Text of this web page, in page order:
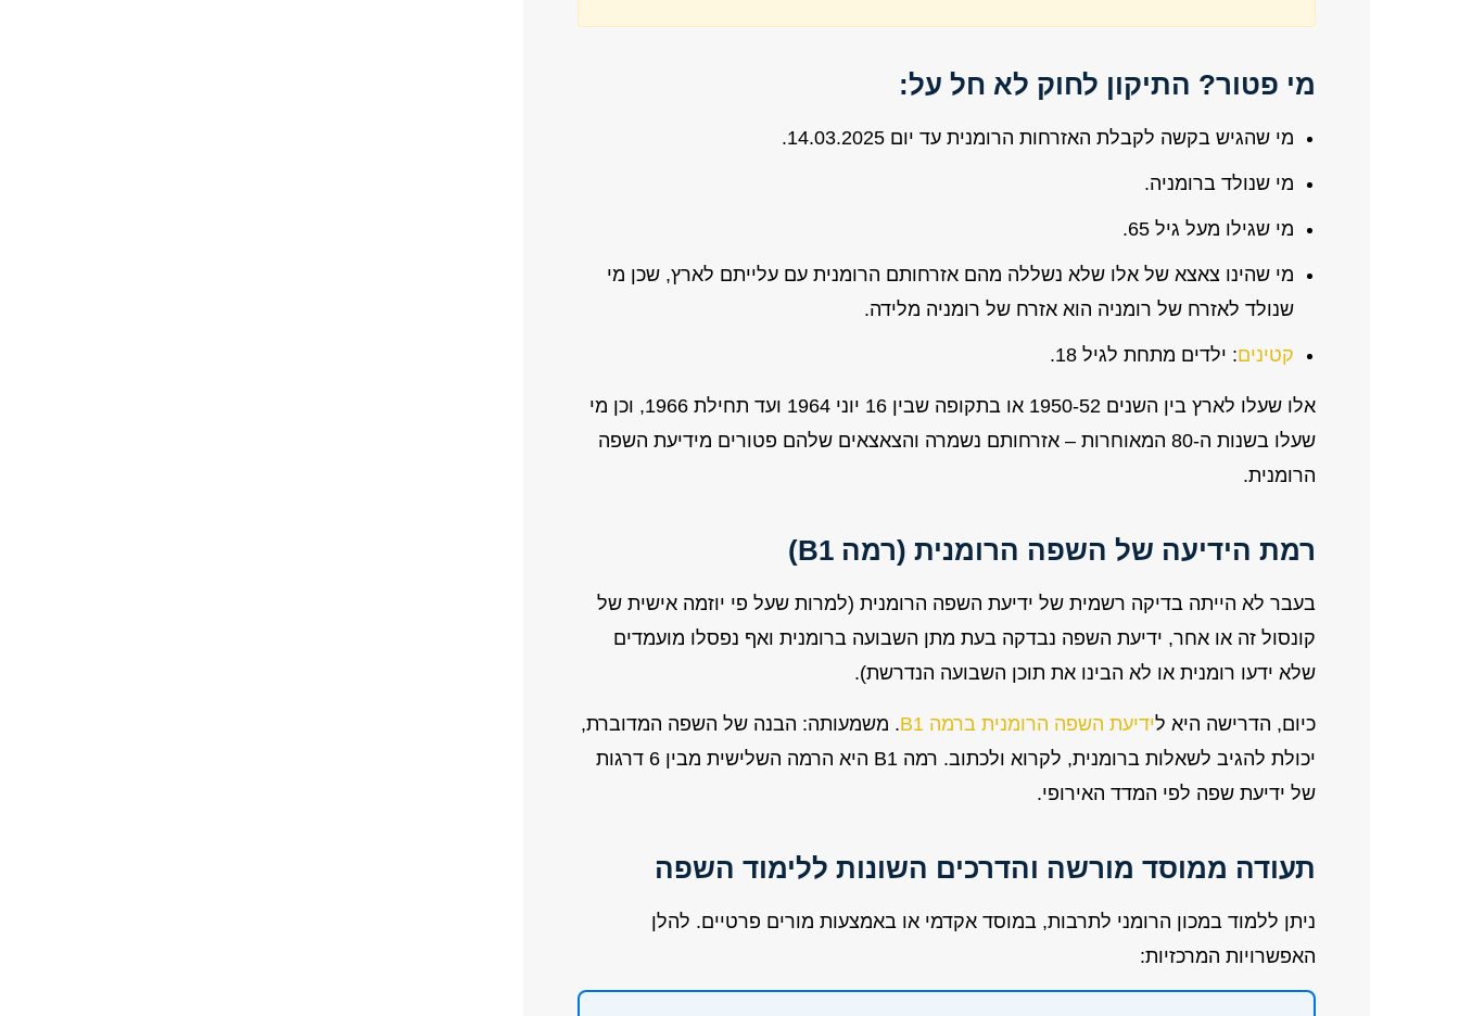
מי פטור? התיקון לחוק לא חל על:
מי שהגיש בקשה לקבלת האזרחות הרומנית עד יום 14.03.2025.
מי שנולד ברומניה.
מי שגילו מעל גיל 65.
מי שהינו צאצא של אלו שלא נשללה מהם אזרחותם הרומנית עם עלייתם לארץ, שכן מי
שנולד לאזרח של רומניה הוא אזרח של רומניה מלידה.
קטינים: ילדים מתחת לגיל 18.
אלו שעלו לארץ בין השנים 1950-52 או בתקופה שבין 16 יוני 1964 ועד תחילת 1966, וכן מי
שעלו בשנות ה-80 המאוחרות – אזרחותם נשמרה והצאצאים שלהם פטורים מידיעת השפה
הרומנית.
רמת הידיעה של השפה הרומנית (רמה B1)
בעבר לא הייתה בדיקה רשמית של ידיעת השפה הרומנית (למרות שעל פי יוזמה אישית של
קונסול זה או אחר, ידיעת השפה נבדקה בעת מתן השבועה ברומנית ואף נפסלו מועמדים
שלא ידעו רומנית או לא הבינו את תוכן השבועה הנדרשת).
כיום, הדרישה היא לידיעת השפה הרומנית ברמה B1
. משמעותה: הבנה של השפה המדוברת,
יכולת להגיב לשאלות ברומנית, לקרוא ולכתוב. רמה B1 היא הרמה השלישית מבין 6 דרגות
של ידיעת שפה לפי המדד האירופי.
תעודה ממוסד מורשה והדרכים השונות ללימוד השפה
ניתן ללמוד במכון הרומני לתרבות, במוסד אקדמי או באמצעות מורים פרטיים. להלן
האפשרויות המרכזיות: